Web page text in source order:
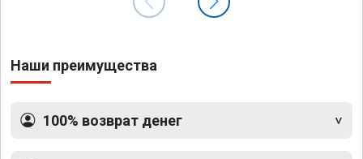
Наши преимущества
100% возврат денег